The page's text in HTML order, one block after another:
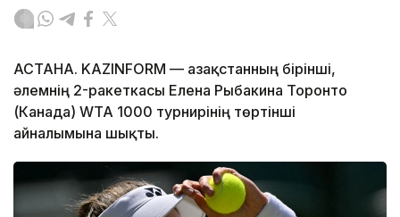
АСТАНА. KAZINFORM — Қазақстанның бірінші,
әлемнің 2-ракеткасы Елена Рыбакина Торонто
(Канада) WTA 1000 турнирінің төртінші
айналымына шықты.